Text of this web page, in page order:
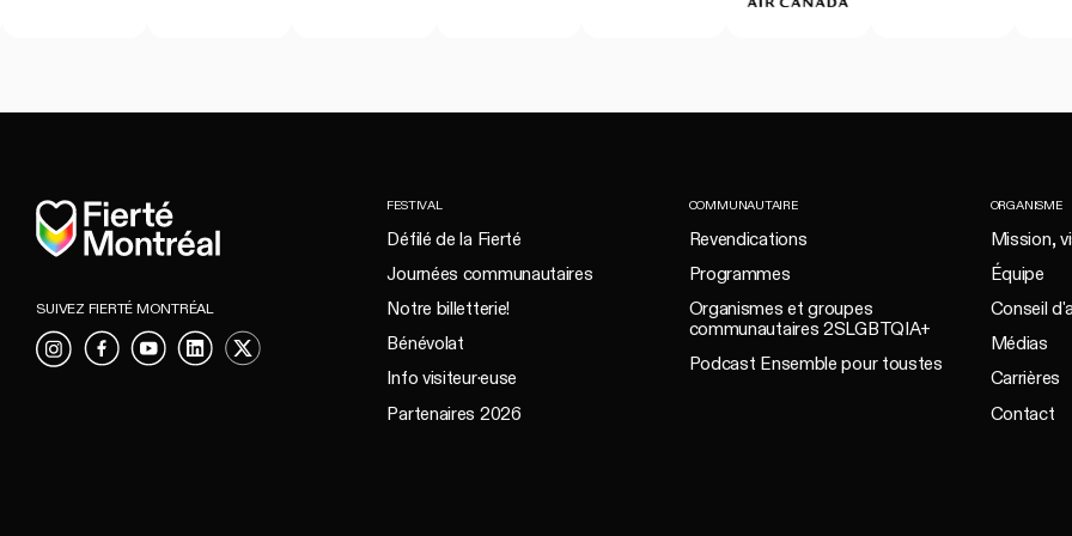
Accueil
SUIVEZ FIERTÉ MONTRÉAL
InstagramFacebookYouTubeLinkedIn
X
FESTIVAL
Défilé de la Fierté
Journées communautaires
Notre billetterie!
Bénévolat
Info visiteur·euse
Partenaires 2026
COMMUNAUTAIRE
Revendications
Programmes
Organismes et groupes
communautaires 2SLGBTQIA+
Podcast Ensemble pour toustes
ORGANISME
Mission,
Équipe
Conseil
Médias
Carrières
Contact